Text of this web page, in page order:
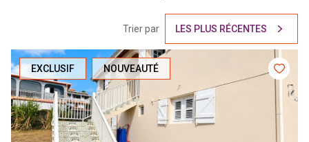
Trier par LES PLUS RÉCENTES
EXCLUSIF NOUVEAUTÉ